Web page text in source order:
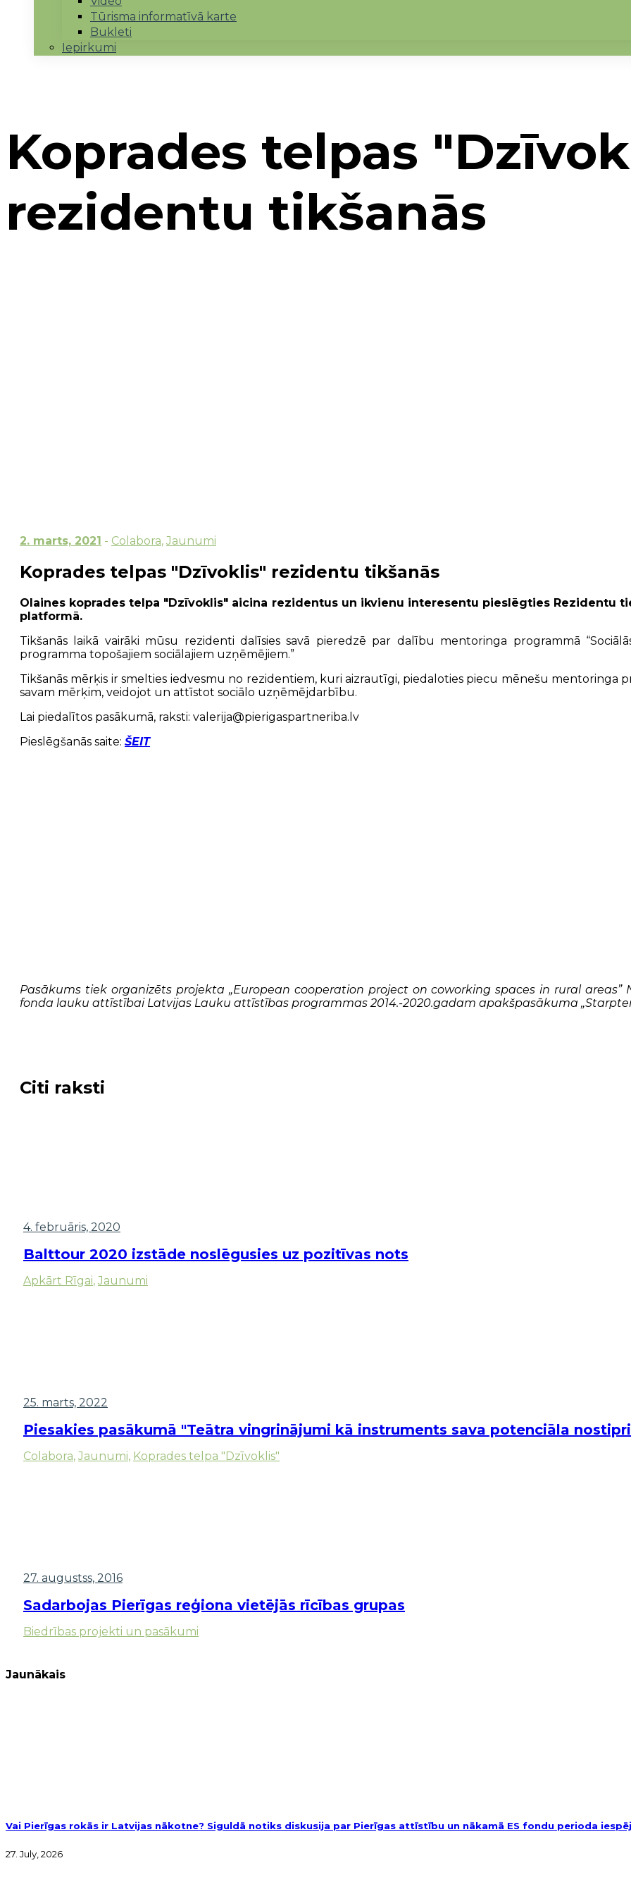
Tūrisma informatīvā karte
Bukleti
Iepirkumi
Koprades telpas
rezidentu tikšanās
2. marts, 2021 - Colabora, Jaunumi
Koprades telpas "Dzīvoklis" rezidentu tikšanās
Olaines koprades telpa "Dzīvoklis" aicina rezidentus un ikvienu interesentu pieslēgties Rezidentu
platformā.
Tikšanās laikā vairāki mūsu rezidenti dalīsies savā pieredzē par dalību mentoringa programmā
programma topošajiem sociālajiem uzņēmējiem.”
Tikšanās mērķis ir smelties iedvesmu no rezidentiem, kuri aizrautīgi, piedaloties piecu mēnešu mentoringa
savam mērķim, veidojot un attīstot sociālo uzņēmējdarbību.
Lai piedalītos pasākumā, raksti: valerija@pierigaspartneriba.lv
Pieslēgšanās saite: ŠEIT
Pasākums tiek organizēts projekta „European cooperation project on coworking spaces in rural areas”
fonda lauku attīstībai Latvijas Lauku attīstības programmas 2014.-2020.gadam apakšpasākuma
Citi raksti
4. februāris, 2020
Balttour 2020 izstāde noslēgusies uz pozitīvas nots
Apkārt Rīgai, Jaunumi
25. marts, 2022
Piesakies pasākumā "Teātra vingrinājumi kā instruments sava potenciāla
Colabora, Jaunumi, Koprades telpa "Dzīvoklis"
27. augustss, 2016
Sadarbojas Pierīgas reģiona vietējās rīcības grupas
Biedrības projekti un pasākumi
Jaunākais
Vai Pierīgas rokās ir Latvijas nākotne? Siguldā notiks diskusija par Pierīgas attīstību un nākamā ES fondu perioda
27. July, 2026